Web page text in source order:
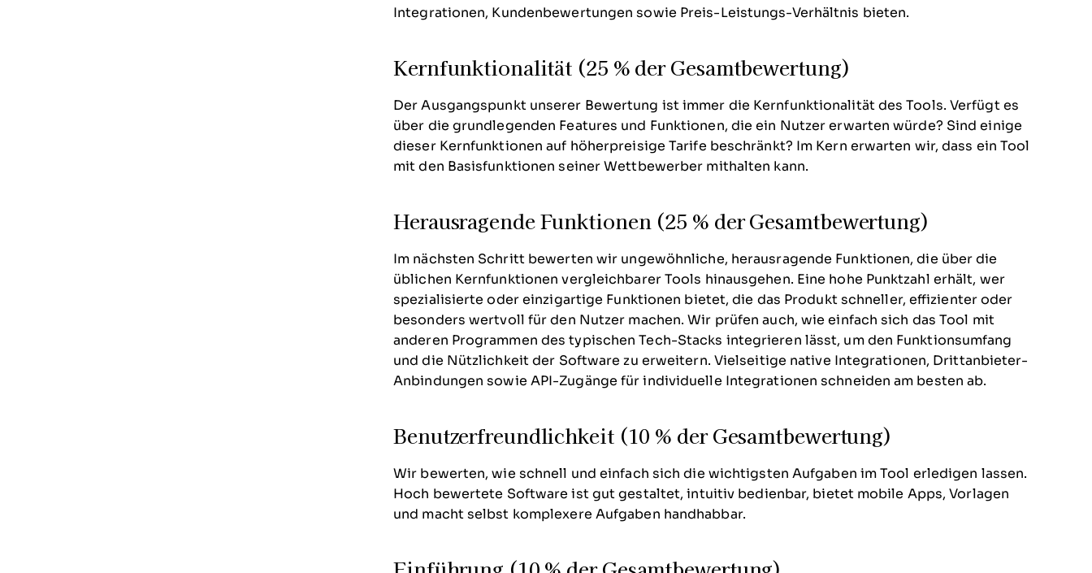
Integrationen, Kundenbewertungen sowie Preis-Leistungs-Verhältnis bieten.
Kernfunktionalität (25 % der Gesamtbewertung)
Der Ausgangspunkt unserer Bewertung ist immer die Kernfunktionalität des Tools. Verfügt es
über die grundlegenden Features und Funktionen, die ein Nutzer erwarten würde? Sind einige
dieser Kernfunktionen auf höherpreisige Tarife beschränkt? Im Kern erwarten wir, dass ein Tool
mit den Basisfunktionen seiner Wettbewerber mithalten kann.
Herausragende Funktionen (25 % der Gesamtbewertung)
Im nächsten Schritt bewerten wir ungewöhnliche, herausragende Funktionen, die über die
üblichen Kernfunktionen vergleichbarer Tools hinausgehen. Eine hohe Punktzahl erhält, wer
spezialisierte oder einzigartige Funktionen bietet, die das Produkt schneller, effizienter oder
besonders wertvoll für den Nutzer machen. Wir prüfen auch, wie einfach sich das Tool mit
anderen Programmen des typischen Tech-Stacks integrieren lässt, um den Funktionsumfang
und die Nützlichkeit der Software zu erweitern. Vielseitige native Integrationen, Drittanbieter-
Anbindungen sowie API-Zugänge für individuelle Integrationen schneiden am besten ab.
Benutzerfreundlichkeit (10 % der Gesamtbewertung)
Wir bewerten, wie schnell und einfach sich die wichtigsten Aufgaben im Tool erledigen lassen.
Hoch bewertete Software ist gut gestaltet, intuitiv bedienbar, bietet mobile Apps, Vorlagen
und macht selbst komplexere Aufgaben handhabbar.